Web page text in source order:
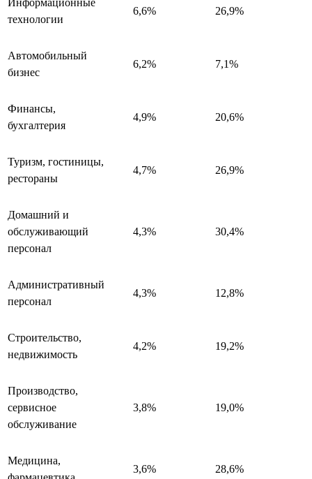
технологии
6,6% 26,9%
Автомобильный
бизнес
6,2% 7,1%
Финансы,
бухгалтерия
4,9% 20,6%
Туризм, гостиницы,
рестораны
4,7% 26,9%
Домашний и
обслуживающий
персонал
4,3% 30,4%
Административный
персонал
4,3% 12,8%
Строительство,
недвижимость
4,2% 19,2%
Производство,
сервисное
обслуживание
3,8% 19,0%
Медицина,
3,6% 28,6%